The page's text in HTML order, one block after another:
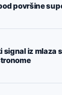
površine
iz mlaza